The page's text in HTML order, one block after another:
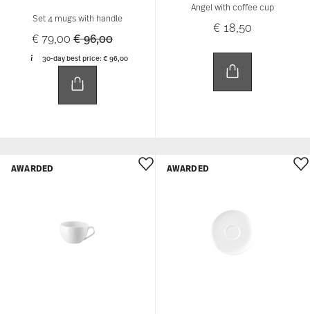
Set 4 mugs with handle
€ 79,00Price reduced from
€ 96,00to
30-day best price: € 96,00
Angel with coffee cup
€ 18,50
AWARDED AWARDED